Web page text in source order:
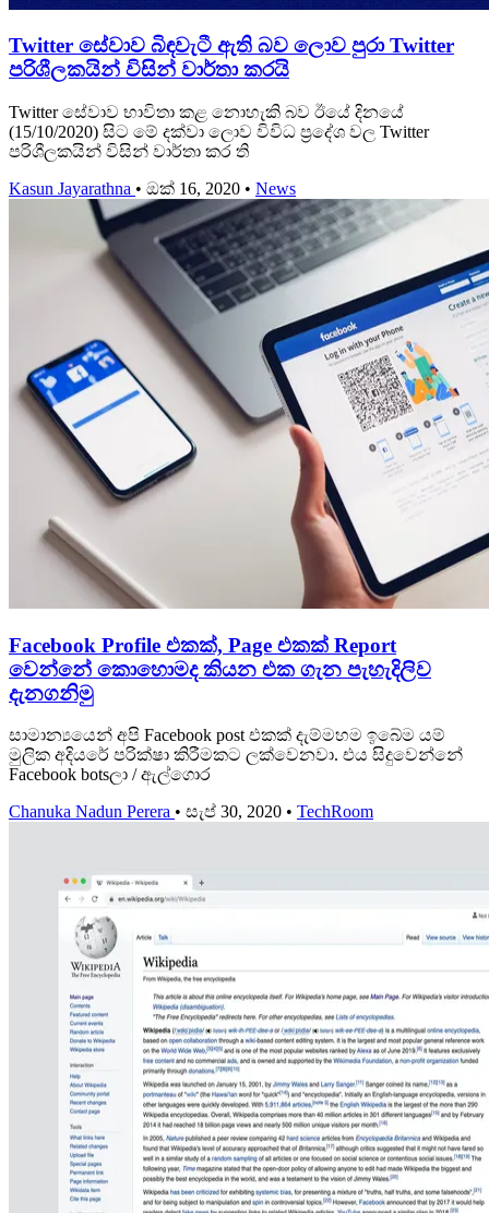
Twitter සේවාව බිඳවැටී ඇති බව ලොව පුරා Twitter
පරිශීලකයින් විසින් වාර්තා කරයි
Twitter සේවාව භාවිතා කළ නොහැකි බව ඊයේ දිනයේ
(15/10/2020) සිට මේ දක්වා ලොව විවිධ ප්‍රදේශ වල Twitter
පරිශීලකයින් විසින් වාර්තා කර ති
Kasun Jayarathna • ඔක් 16, 2020 • News
Facebook Profile එකක්, Page එකක් Report
වෙන්නේ කොහොමද කියන එක ගැන පැහැදිලිව
දැනගනිමු
සාමාන්‍යයෙන් අපි Facebook post එකක් දැම්මහම ඉබේම යම්
මුලික අදියරේ පරික්ෂා කිරීමකට ලක්වෙනවා. එය සිදුවෙන්නේ
Facebook botsලා / ඇල්ගොර
Chanuka Nadun Perera • සැප් 30, 2020 • TechRoom